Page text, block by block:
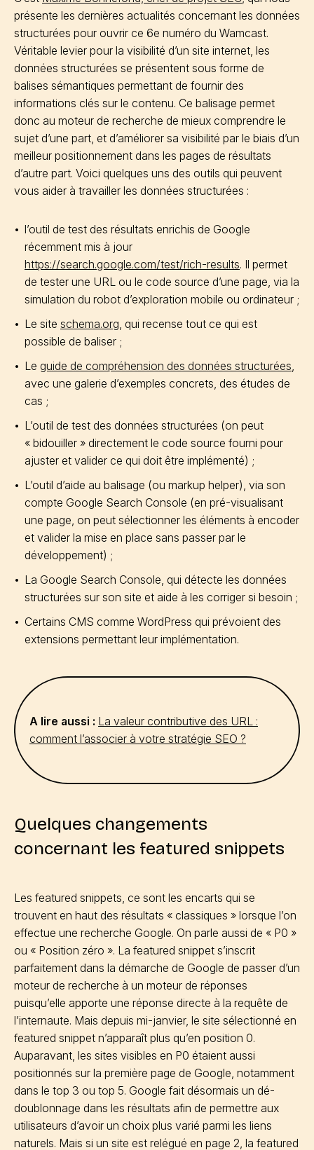
présente les dernières actualités concernant les données
structurées pour ouvrir ce 6e numéro du Wamcast.
Véritable levier pour la visibilité d’un site internet, les
données structurées se présentent sous forme de
balises sémantiques permettant de fournir des
informations clés sur le contenu. Ce balisage permet
donc au moteur de recherche de mieux comprendre le
sujet d’une part, et d’améliorer sa visibilité par le biais d’un
meilleur positionnement dans les pages de résultats
d’autre part. Voici quelques uns des outils qui peuvent
vous aider à travailler les données structurées :
l’outil de test des résultats enrichis de Google
récemment mis à jour
https://search.google.com/test/rich-results. Il permet
de tester une URL ou le code source d’une page, via la
simulation du robot d’exploration mobile ou ordinateur ;
Le site schema.org, qui recense tout ce qui est
possible de baliser ;
Le guide de compréhension des données structurées,
avec une galerie d’exemples concrets, des études de
cas ;
L’outil de test des données structurées (on peut
« bidouiller » directement le code source fourni pour
ajuster et valider ce qui doit être implémenté) ;
L’outil d’aide au balisage (ou markup helper), via son
compte Google Search Console (en pré-visualisant
une page, on peut sélectionner les éléments à encoder
et valider la mise en place sans passer par le
développement) ;
La Google Search Console, qui détecte les données
structurées sur son site et aide à les corriger si besoin ;
Certains CMS comme WordPress qui prévoient des
extensions permettant leur implémentation.
A lire aussi : La valeur contributive des URL :
comment l’associer à votre stratégie SEO ?
Quelques changements
concernant les featured snippets
Les featured snippets, ce sont les encarts qui se
trouvent en haut des résultats « classiques » lorsque l’on
effectue une recherche Google. On parle aussi de « P0 »
ou « Position zéro ». La featured snippet s’inscrit
parfaitement dans la démarche de Google de passer d’un
moteur de recherche à un moteur de réponses
puisqu’elle apporte une réponse directe à la requête de
l’internaute. Mais depuis mi-janvier, le site sélectionné en
featured snippet n’apparaît plus qu’en position 0.
Auparavant, les sites visibles en P0 étaient aussi
positionnés sur la première page de Google, notamment
dans le top 3 ou top 5. Google fait désormais un dé-
doublonnage dans les résultats afin de permettre aux
utilisateurs d’avoir un choix plus varié parmi les liens
naturels. Mais si un site est relégué en page 2, la featured